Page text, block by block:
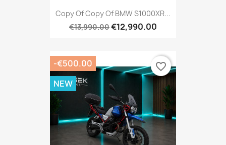
Copy Of Copy Of BMW S1000XR...
€13,990.00€12,990.00
-€500.00
NEW
favorite_border